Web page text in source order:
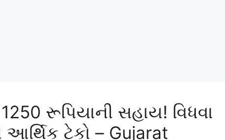
રૂપિયાની સહાય! વિધવા
ટેકો – Gujarat